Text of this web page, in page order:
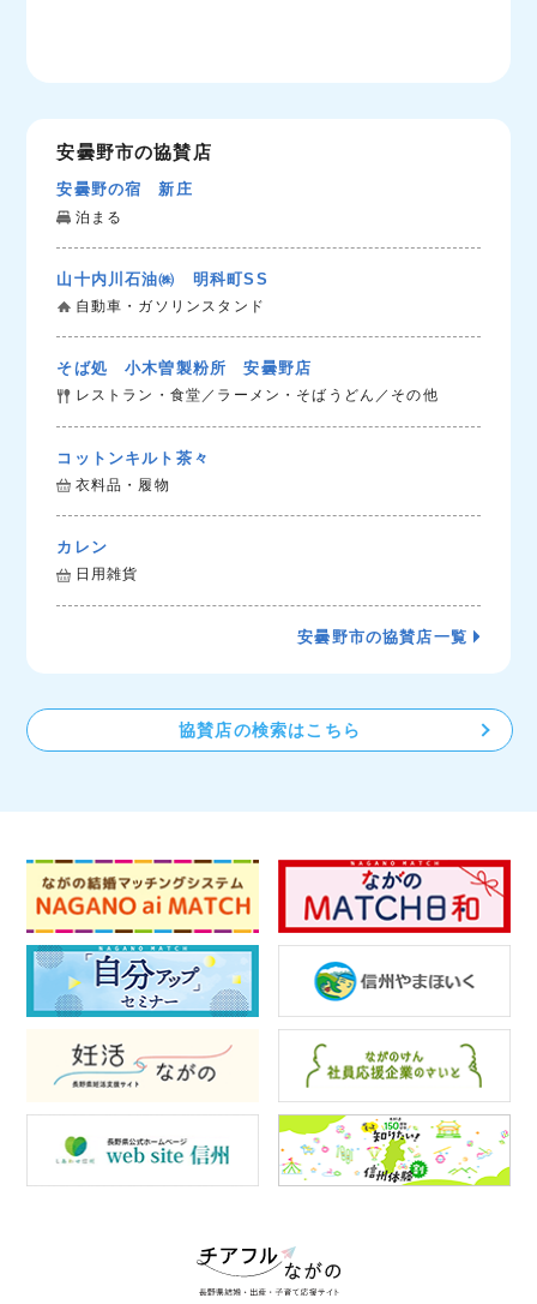
安曇野市の協賛店
安曇野の宿 新庄
泊まる
山十内川石油㈱ 明科町SS
自動車・ガソリンスタンド
そば処 小木曽製粉所 安曇野店
レストラン・食堂／ラーメン・そばうどん／その他
コットンキルト茶々
衣料品・履物
カレン
日用雑貨
安曇野市の協賛店一覧
協賛店の検索はこちら